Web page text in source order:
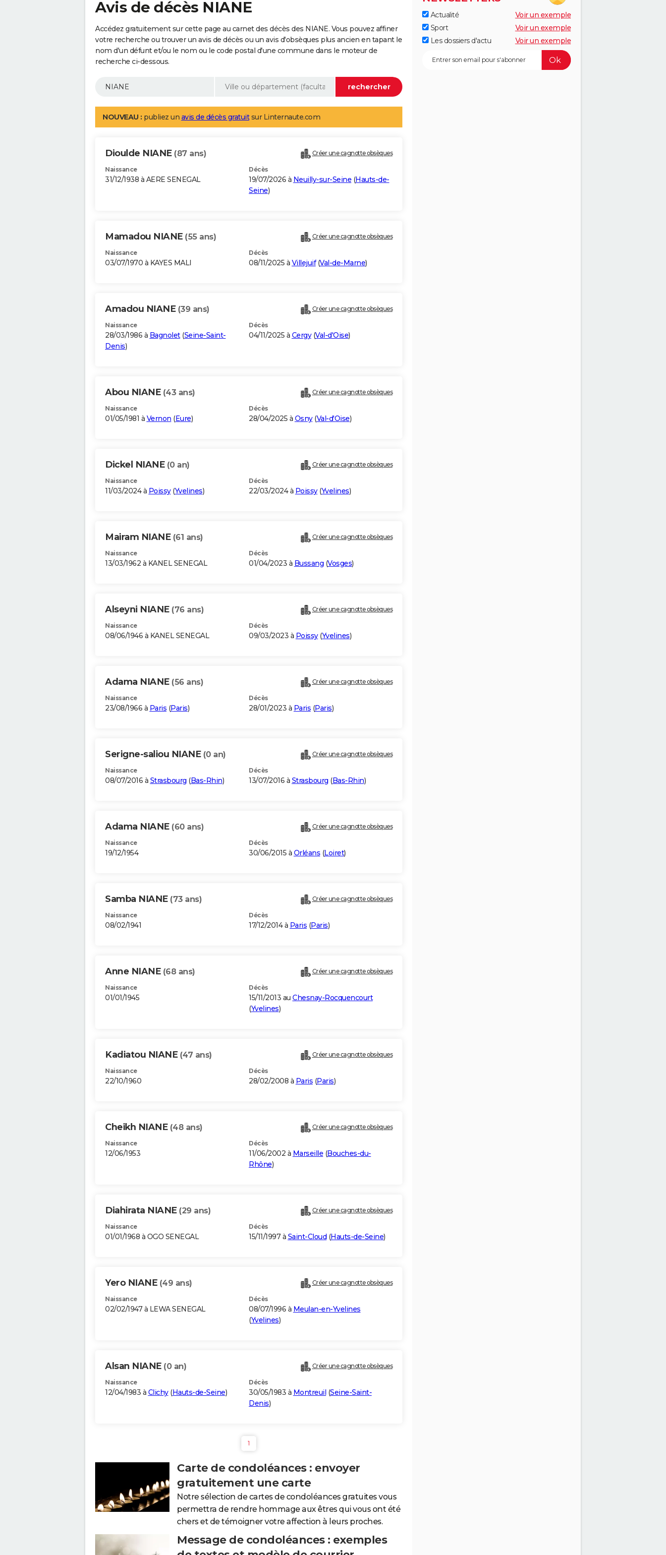
Avis de décès NIANE
Accédez gratuitement sur cette page au carnet des décès des NIANE. Vous pouvez affiner
votre recherche ou trouver un avis de décès ou un avis d'obsèques plus ancien en tapant le
nom d'un défunt et/ou le nom ou le code postal d'une commune dans le moteur de
recherche ci-dessous.
NOUVEAU : publiez un avis de décès gratuitsur Linternaute.com
Dioulde NIANE (87 ans) Créer une cagnotte obsèques
Naissance
31/12/1938 à AERE SENEGAL
Décès
19/07/2026 à Neuilly-sur-Seine (Hauts-de-
Seine)
Mamadou NIANE (55 ans) Créer une cagnotte obsèques
Naissance
03/07/1970 à KAYES MALI
Décès
08/11/2025 à Villejuif(Val-de-Marne)
Amadou NIANE (39 ans) Créer une cagnotte obsèques
Naissance
28/03/1986 à Bagnolet(Seine-Saint-
Denis)
Décès
04/11/2025 à Cergy(Val-d'Oise)
Abou NIANE (43 ans) Créer une cagnotte obsèques
Naissance
01/05/1981 à Vernon (Eure)
Décès
28/04/2025 à Osny(Val-d'Oise)
Dickel NIANE (0 an) Créer une cagnotte obsèques
Naissance
11/03/2024 à Poissy(Yvelines)
Décès
22/03/2024 à Poissy(Yvelines)
Mairam NIANE (61 ans) Créer une cagnotte obsèques
Naissance
13/03/1962 à KANEL SENEGAL
Décès
01/04/2023 à Bussang (Vosges)
Alseyni NIANE (76 ans) Créer une cagnotte obsèques
Naissance
08/06/1946 à KANEL SENEGAL
Décès
09/03/2023 à Poissy(Yvelines)
Adama NIANE (56 ans) Créer une cagnotte obsèques
Naissance
23/08/1966 à Paris (Paris)
Décès
28/01/2023 à Paris (Paris)
Serigne-saliou NIANE (0 an) Créer une cagnotte obsèques
Naissance
08/07/2016 à Strasbourg (Bas-Rhin)
Décès
13/07/2016 à Strasbourg (Bas-Rhin)
Adama NIANE (60 ans) Créer une cagnotte obsèques
Naissance
19/12/1954
Décès
30/06/2015 à Orléans (Loiret)
Samba NIANE (73 ans) Créer une cagnotte obsèques
Naissance
08/02/1941
Décès
17/12/2014 à Paris (Paris)
Anne NIANE (68 ans) Créer une cagnotte obsèques
Naissance
01/01/1945
Décès
15/11/2013 au Chesnay-Rocquencourt
(Yvelines)
Kadiatou NIANE (47 ans) Créer une cagnotte obsèques
Naissance
22/10/1960
Décès
28/02/2008 à Paris (Paris)
Cheikh NIANE (48 ans) Créer une cagnotte obsèques
Naissance
12/06/1953
Décès
11/06/2002 à Marseille (Bouches-du-
Rhône)
Diahirata NIANE (29 ans) Créer une cagnotte obsèques
Naissance
01/01/1968 à OGO SENEGAL
Décès
15/11/1997 à Saint-Cloud (Hauts-de-Seine)
Yero NIANE (49 ans) Créer une cagnotte obsèques
Naissance
02/02/1947 à LEWA SENEGAL
Décès
08/07/1996 à Meulan-en-Yvelines
(Yvelines)
Alsan NIANE (0 an) Créer une cagnotte obsèques
Naissance
12/04/1983 à Clichy(Hauts-de-Seine)
Décès
30/05/1983 à Montreuil (Seine-Saint-
Denis)
1
Carte de condoléances : envoyer
gratuitement une carte
Notre sélection de cartes de condoléances gratuites vous
permettra de rendre hommage aux êtres qui vous ont été
chers et de témoigner votre affection à leurs proches.
Message de condoléances : exemples
Actualité
Voir un exemple
Sport
Voir un exemple
Les dossiers d'actu
Voir un exemple